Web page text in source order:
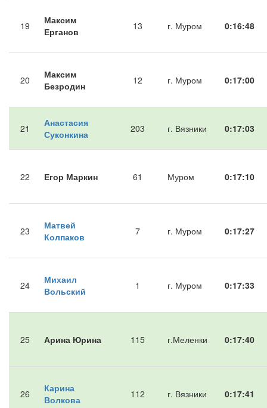
19
Максим
Ерганов
13 г. Муром 0:16:48
20
Максим
Безродин
12 г. Муром 0:17:00
21
Анастасия
Суконкина
203 г. Вязники 0:17:03
22 Егор Маркин 61 Муром 0:17:10
23
Матвей
Колпаков
7 г. Муром 0:17:27
24
Михаил
Вольский
1 г. Муром 0:17:33
25 Арина Юрина 115 г.Меленки 0:17:40
26
Карина
Волкова
112 г. Вязники 0:17:41